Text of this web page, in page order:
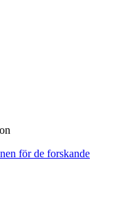
för de forskande